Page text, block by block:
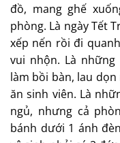
đồ, mang ghế
phòng. Là ngày Tết
xếp nến rồi đi
vui nhộn. Là những
làm bồi bàn, lau dọn
ăn sinh viên. Là
ngủ, nhưng cả
bánh dưới 1 ánh